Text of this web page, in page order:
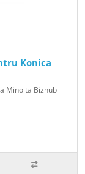
Konica
Minolta Bizhub